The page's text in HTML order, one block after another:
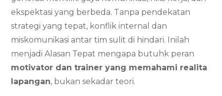
ekspektasi yang berbeda. Tanpa pendekatan
strategi yang tepat, konflik internal dan
miskomunikasi antar tim sulit di hindari. Inilah
menjadi Alasan Tepat mengapa butuhk peran
motivator dan trainer yang memahami realita
lapangan, bukan sekadar teori.